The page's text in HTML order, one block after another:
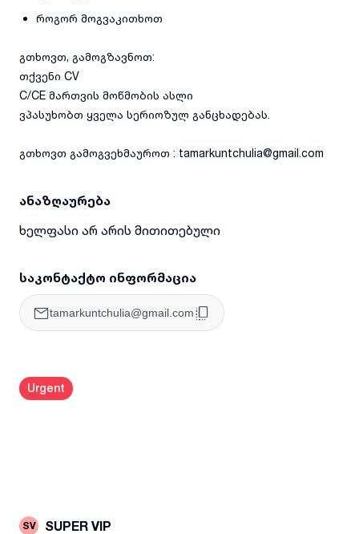
როგორ მოგვაკითხოთ
გთხოვთ, გამოგზავნოთ:
თქვენი CV
C/CE მართვის მოწმობის ასლი
ვპასუხობთ ყველა სერიოზულ განცხადებას.
გთხოვთ გამოგვეხმაუროთ : tamarkuntchulia@gmail.com
ანაზღაურება
ხელფასი არ არის მითითებული
საკონტაქტო ინფორმაცია
tamarkuntchulia@gmail.com
Urgent
SV SUPER VIP